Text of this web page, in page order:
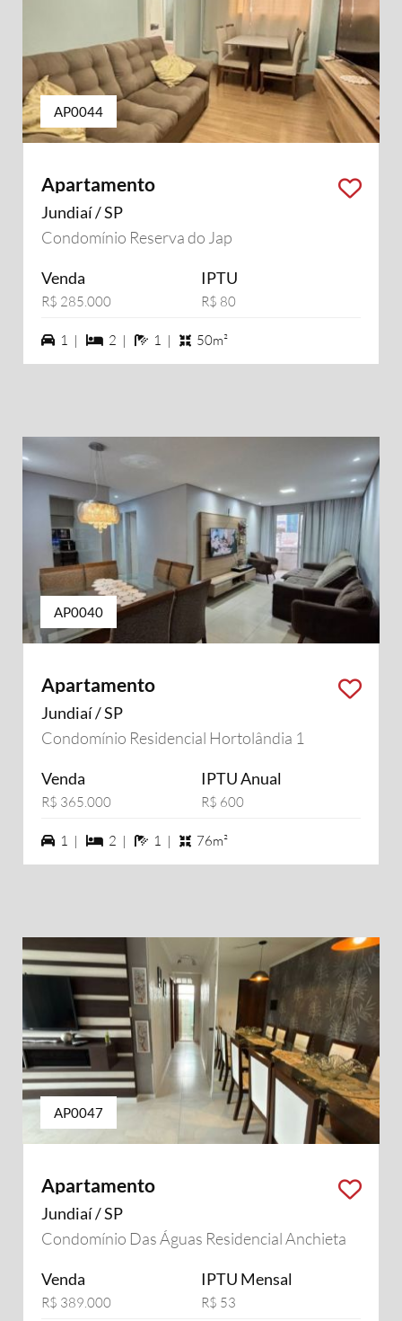
AP0044
Apartamento
Jundiaí / SP
Condomínio Reserva do Jap
Venda
R$ 285.000
IPTU
R$ 80
1 vagas na garagem
1 | 2 dormiórios
2 | 1 banheiros
1 | 50m²
AP0040
Apartamento
Jundiaí / SP
Condomínio Residencial Hortolândia 1
Venda
R$ 365.000
IPTU Anual
R$ 600
1 vagas na garagem
1 | 2 dormiórios
2 | 1 banheiros
1 | 76m²
AP0047
Apartamento
Jundiaí / SP
Condomínio Das Águas Residencial Anchieta
Venda
R$ 389.000
IPTU Mensal
R$ 53